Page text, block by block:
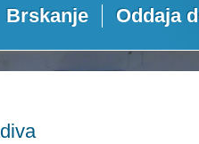
Brskanje Oddaja